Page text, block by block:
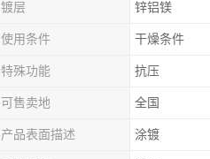
镀层 锌铝镁
使用条件 干燥条件
特殊功能 抗压
可售卖地 全国
产品表面描述 涂镀